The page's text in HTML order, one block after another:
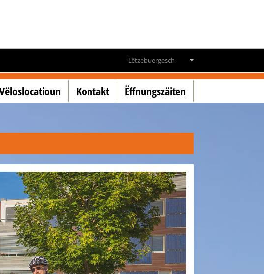
Deutsch
Français
Lëtzebuergesch
Vëloslocatioun Kontakt Ëffnungszäiten